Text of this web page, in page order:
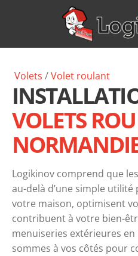
Volets /Volet roulant
VOLETS
Logikinov comprend que
au-delà d’une simple
votre maison, optimisent
contribuent à votre bien-
menuiseries extérieures
sommes à vos côtés pour